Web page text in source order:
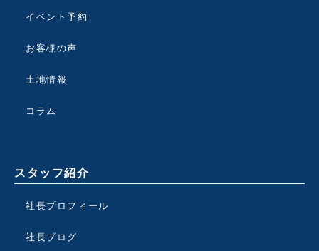
イベント予約
お客様の声
土地情報
コラム
スタッフ紹介
社長プロフィール
社長ブログ